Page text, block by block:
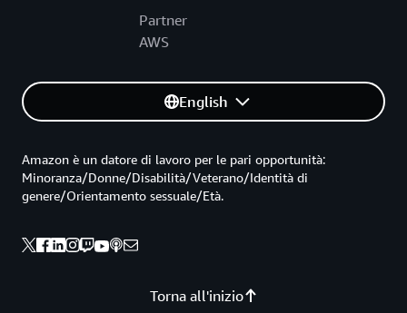
Partner
AWS
English
Torna all'inizio
Amazon è un datore di lavoro per le pari opportunità:
Minoranza/Donne/Disabilità/Veterano/Identità di
genere/Orientamento sessuale/Età.